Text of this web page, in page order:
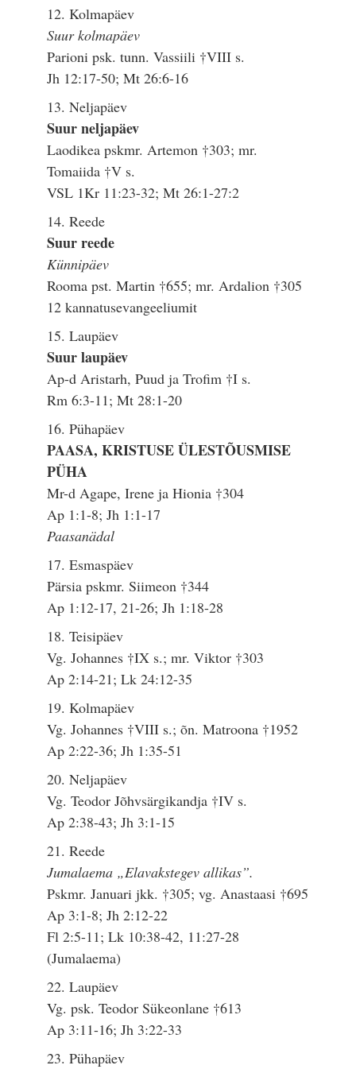
12. Kolmapäev
Suur kolmapäev
Parioni psk. tunn. Vassiili †VIII s.
Jh 12:17-50; Mt 26:6-16
13. Neljapäev
Suur neljapäev
Laodikea pskmr. Artemon †303; mr.
Tomaiida †V s.
VSL 1Kr 11:23-32; Mt 26:1-27:2
14. Reede
Suur reede
Künnipäev
Rooma pst. Martin †655; mr. Ardalion †305
12 kannatusevangeeliumit
15. Laupäev
Suur laupäev
Ap-d Aristarh, Puud ja Trofim †I s.
Rm 6:3-11; Mt 28:1-20
16. Pühapäev
PAASA, KRISTUSE ÜLESTÕUSMISE
PÜHA
Mr-d Agape, Irene ja Hionia †304
Ap 1:1-8; Jh 1:1-17
Paasanädal
17. Esmaspäev
Pärsia pskmr. Siimeon †344
Ap 1:12-17, 21-26; Jh 1:18-28
18. Teisipäev
Vg. Johannes †IX s.; mr. Viktor †303
Ap 2:14-21; Lk 24:12-35
19. Kolmapäev
Vg. Johannes †VIII s.; õn. Matroona †1952
Ap 2:22-36; Jh 1:35-51
20. Neljapäev
Vg. Teodor Jõhvsärgikandja †IV s.
Ap 2:38-43; Jh 3:1-15
21. Reede
Jumalaema „Elavakstegev allikas”.
Pskmr. Januari jkk. †305; vg. Anastaasi †695
Ap 3:1-8; Jh 2:12-22
Fl 2:5-11; Lk 10:38-42, 11:27-28
(Jumalaema)
22. Laupäev
Vg. psk. Teodor Sükeonlane †613
Ap 3:11-16; Jh 3:22-33
23. Pühapäev